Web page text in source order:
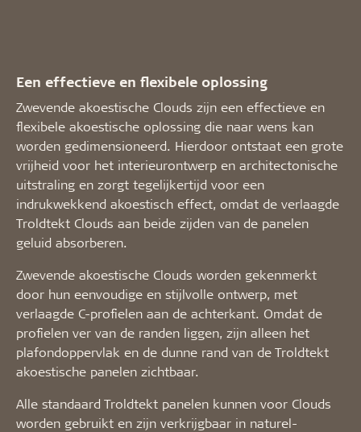
Een effectieve en flexibele oplossing
Zwevende akoestische Clouds zijn een effectieve en
flexibele akoestische oplossing die naar wens kan
worden gedimensioneerd. Hierdoor ontstaat een grote
vrijheid voor het interieurontwerp en architectonische
uitstraling en zorgt tegelijkertijd voor een
indrukwekkend akoestisch effect, omdat de verlaagde
Troldtekt Clouds aan beide zijden van de panelen
geluid absorberen.
Zwevende akoestische Clouds worden gekenmerkt
door hun eenvoudige en stijlvolle ontwerp, met
verlaagde C-profielen aan de achterkant. Omdat de
profielen ver van de randen liggen, zijn alleen het
plafondoppervlak en de dunne rand van de Troldtekt
akoestische panelen zichtbaar.
Alle standaard Troldtekt panelen kunnen voor Clouds
worden gebruikt en zijn verkrijgbaar in naturel-